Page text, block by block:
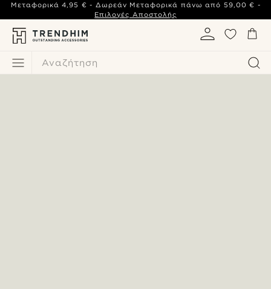
Αναζήτηση
Μεταφορικά 4,95 € - Δωρεάν Μεταφορικά πάνω από 59,00 € -
Επιλογές Αποστολής